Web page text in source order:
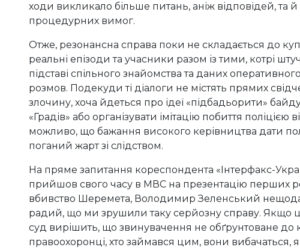
ходи викликало більше питань, аніж відповідей, та
процедурних вимог.
Отже, резонансна справа поки не складається до
реальні епізоди та учасники разом із тими, котрі
підставі спільного знайомства та даних
розмов. Подекуди ті діалоги не містять прямих
злочину, хоча йдеться про ідеї «підбадьорити»
«Градів» або організувати імітацію побиття
можливо, що бажання високого керівництва дати
поганий жарт зі слідством.
На пряме запитання кореспондента «Інтерфакс-
прийшов свого часу в МВС на презентацію перших
вбивство Шеремета, Володимир Зеленський
радий, що ми зрушили таку серйозну справу. Якщо
суд вирішить, що звинувачення не обґрунтоване до
правоохоронці, хто займався цим, вони вибачаться,